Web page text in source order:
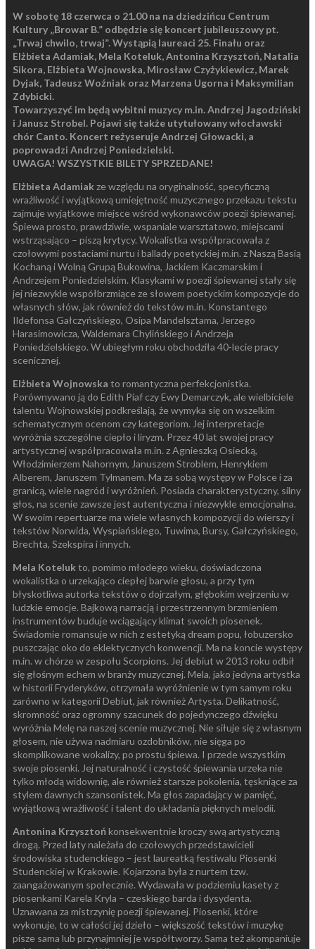
W sobotę 18 czerwca o 21.00 na na dziedzińcu Centrum
Kultury „Browar B.” odbędzie się koncert jubileuszowy pt.
„Trwaj chwilo, trwaj”. Wystąpią laureaci 25. Finału oraz
Elżbieta Adamiak, Mela Koteluk, Antonina Krzysztoń, Natalia
Sikora, Elżbieta Wojnowska, Mirosław Czyżykiewicz, Marek
Dyjak, Tadeusz Woźniak oraz Marzena Ugorna i Maksymilian
Zdybicki.
Towarzyszyć im będą wybitni muzycy m.in. Andrzej Jagodziński
i Janusz Strobel. Pojawi się także utytułowany włocławski
chór Canto. Koncert reżyseruje Andrzej Głowacki, a
poprowadzi Andrzej Poniedzielski.
UWAGA! WSZYSTKIE BILETY SPRZEDANE!
Elżbieta Adamiak ze względu na oryginalność, specyficzną
wrażliwość i wyjątkową umiejętność muzycznego przekazu tekstu
zajmuje wyjątkowe miejsce wśród wykonawców poezji śpiewanej.
Śpiewa prosto, prawdziwie, wspaniale warsztatowo, miejscami
wstrząsająco – piszą krytycy. Wokalistka współpracowała z
czołowymi postaciami nurtu i ballady poetyckiej m.in. z Naszą Basią
Kochaną i Wolną Grupą Bukowina, Jackiem Kaczmarskim i
Andrzejem Poniedzielskim. Klasykami w poezji śpiewanej stały się
jej niezwykle współbrzmiące ze słowem poetyckim kompozycje do
własnych słów, jak również do tekstów m.in. Konstantego
Ildefonsa Gałczyńskiego, Osipa Mandelsztama, Jerzego
Harasimowicza, Waldemara Chylińskiego i Andrzeja
Poniedzielskiego. W ubiegłym roku obchodziła 40-lecie pracy
scenicznej.
Elżbieta Wojnowska to romantyczna perfekcjonistka.
Porównywano ją do Edith Piaf czy Ewy Demarczyk, ale wielbiciele
talentu Wojnowskiej podkreślają, że wymyka się on wszelkim
schematycznym ocenom czy kategoriom. Jej interpretacje
wyróżnia szczególne ciepło i liryzm. Przez 40 lat swojej pracy
artystycznej współpracowała m.in. z Agnieszką Osiecką,
Włodzimierzem Nahornym, Januszem Stroblem, Henrykiem
Alberem, Januszem Tylmanem. Ma za sobą występy w Polsce i za
granicą, wiele nagród i wyróżnień. Posiada charakterystyczny, silny
głos, na scenie zawsze jest autentyczna i niezwykle emocjonalna.
W swoim repertuarze ma wiele własnych kompozycji do wierszy i
tekstów Norwida, Wyspiańskiego, Tuwima, Bursy, Gałczyńskiego,
Brechta, Szekspira i innych.
Mela Koteluk to, pomimo młodego wieku, doświadczona
wokalistka o urzekająco ciepłej barwie głosu, a przy tym
błyskotliwa autorka tekstów o dojrzałym, głębokim wejrzeniu w
ludzkie emocje. Bajkową narracją i przestrzennym brzmieniem
instrumentów buduje wciągający klimat swoich piosenek.
Świadomie romansuje w nich z estetyką dream popu, łobuzersko
puszczając oko do eklektycznych konwencji. Ma na koncie występy
m.in. w chórze w zespołu Scorpions. Jej debiut w 2013 roku odbił
się głośnym echem w branży muzycznej. Mela, jako jedyna artystka
w historii Fryderyków, otrzymała wyróżnienie w tym samym roku
zarówno w kategorii Debiut, jak również Artysta. Delikatność,
skromność oraz ogromny szacunek do pojedynczego dźwięku
wyróżnia Melę na naszej scenie muzycznej. Nie siłuje się z własnym
głosem, nie używa nadmiaru ozdobników, nie sięga po
skomplikowane wokalizy, po prostu śpiewa. I przede wszystkim
swoje piosenki. Jej naturalność i czystość śpiewania urzeka nie
tylko młodą widownię, ale również starsze pokolenia, tęskniące za
stylem dawnych szansonistek. Ma głos zapadający w pamięć,
wyjątkową wrażliwość i talent do układania pięknych melodii.
Antonina Krzysztoń konsekwentnie kroczy swą artystyczną
drogą. Przed laty należała do czołowych przedstawicieli
środowiska studenckiego – jest laureatką festiwalu Piosenki
Studenckiej w Krakowie. Kojarzona była z nurtem tzw.
zaangażowanym społecznie. Wydawała w podziemiu kasety z
piosenkami Karela Kryla – czeskiego barda i dysydenta.
Uznawana za mistrzynię poezji śpiewanej. Piosenki, które
wykonuje, to w całości jej dzieło – większość tekstów i muzykę
pisze sama lub przynajmniej je współtworzy. Sama też akompaniuje